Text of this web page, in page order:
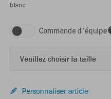
blanc
Commande d'équipe
Veuillez choisir la taille
Personnaliser article